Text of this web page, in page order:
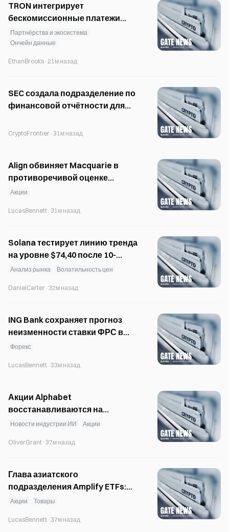
TRON интегрирует
бескомиссионные платежи
MoonPay в SunSwap и JustLend
Партнёрства и экосистема
Ончейн данные
EthanBrooks · 21м назад
SEC создала подразделение по
финансовой отчётности для
мошенничеством
CryptoFrontier · 31м назад
Align обвиняет Macquarie в
противоречивой оценке
тендерного предложения Gabia
Акции
LucasBennett · 31м назад
Solana тестирует линию тренда
на уровне $74,40 после 10-
месячной серии падений
Анализ рынка Волатильность цен
DanielCarter · 32м назад
ING Bank сохраняет прогноз
неизменности ставки ФРС в
сентябре на фоне рисков для
Форекс
LucasBennett · 33м назад
Акции Alphabet
восстанавливаются на
премаркете после падения на
руководстве
Новости индустрии ИИ Акции
OliverGrant · 37м назад
Глава азиатского
подразделения Amplify ETFs:
Корея служит глобальной
ETF
Акции Товары
LucasBennett · 37м назад